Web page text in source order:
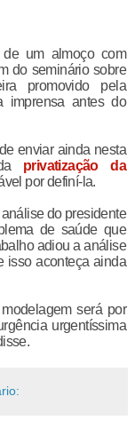
um almoço com
do seminário sobre
promovido pela
imprensa antes do
enviar ainda nesta
privatização da
por definí-la.
do presidente
de saúde que
adiou a análise
isso aconteça ainda
será por
urgentíssima